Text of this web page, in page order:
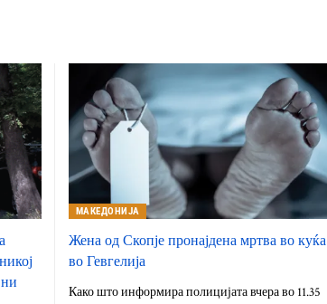
МАКЕДОНИЈА
Жена од Скопје пронајдена мртва во куќа
во Гевгелија
Како што информира полицијата вчера во 11.35